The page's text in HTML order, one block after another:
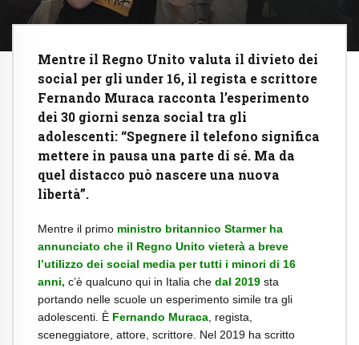
Mentre il Regno Unito valuta il divieto dei
social per gli under 16, il regista e scrittore
Fernando Muraca racconta l’esperimento
dei 30 giorni senza social tra gli
adolescenti: “Spegnere il telefono significa
mettere in pausa una parte di sé. Ma da
quel distacco può nascere una nuova
libertà”.
Mentre il primo ministro britannico Starmer ha
annunciato che il Regno Unito vieterà a breve
l’utilizzo dei social media per tutti i minori di 16
anni, c’è qualcuno qui in Italia che dal 2019 sta
portando nelle scuole un esperimento simile tra gli
adolescenti. È Fernando Muraca , regista,
sceneggiatore, attore, scrittore. Nel 2019 ha scritto